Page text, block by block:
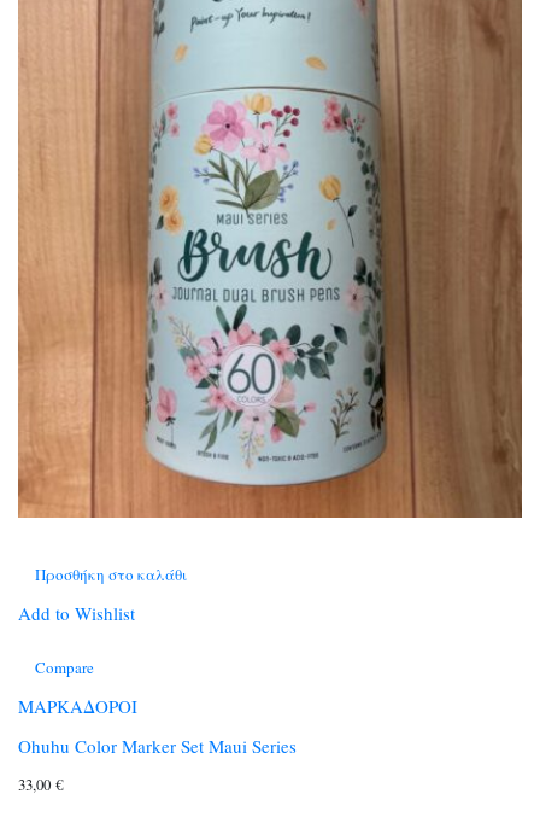
Προσθήκη στο καλάθι
Add to Wishlist
Compare
ΜΑΡΚΑΔΟΡΟΙ
Ohuhu Color Marker Set Maui Series
33,00 €